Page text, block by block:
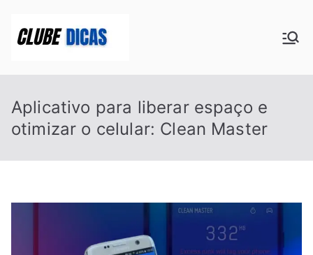
para
Clube Dicas
Aplicativo para liberar espaço e
otimizar o celular: Clean Master